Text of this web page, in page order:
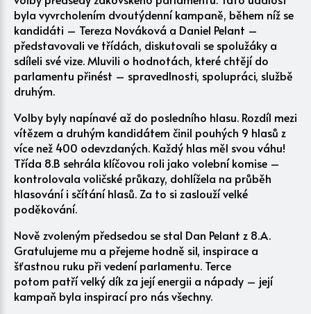
byla vyvrcholením dvoutýdenní kampaně, během níž se
kandidáti – Tereza Nováková a Daniel Pelant –
představovali ve třídách, diskutovali se spolužáky a
sdíleli své vize. Mluvili o hodnotách, které chtějí do
parlamentu přinést – spravedlnosti, spolupráci, službě
druhým.
Volby byly napínavé až do posledního hlasu. Rozdíl mezi
vítězem a druhým kandidátem činil pouhých 9 hlasů z
více než 400 odevzdaných. Každý hlas měl svou váhu!
Třída 8.B sehrála klíčovou roli jako volební komise –
kontrolovala voličské průkazy, dohlížela na průběh
hlasování i sčítání hlasů. Za to si zaslouží velké
poděkování.
Nově zvoleným předsedou se stal Dan Pelant z 8.A.
Gratulujeme mu a přejeme hodně sil, inspirace a
šťastnou ruku při vedení parlamentu. Terce
potom patří velký dík za její energii a nápady – její
kampaň byla inspirací pro nás všechny.